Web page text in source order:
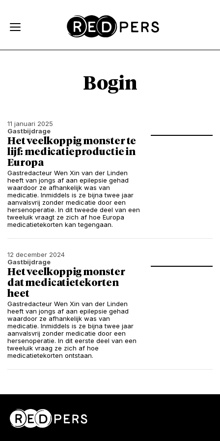
Bogin
11 januari 2025
Gastbijdrage
Het veelkoppig monster te
lijf: medicatieproductie in
Europa
Gastredacteur Wen Xin van der Linden
heeft van jongs af aan epilepsie gehad
waardoor ze afhankelijk was van
medicatie. Inmiddels is ze bijna twee jaar
aanvalsvrij zonder medicatie door een
hersenoperatie. In dit tweede deel van een
tweeluik vraagt ze zich af hoe Europa
medicatietekorten kan tegengaan.
12 december 2024
Gastbijdrage
Het veelkoppig monster
dat medicatietekorten
heet
Gastredacteur Wen Xin van der Linden
heeft van jongs af aan epilepsie gehad
waardoor ze afhankelijk was van
medicatie. Inmiddels is ze bijna twee jaar
aanvalsvrij zonder medicatie door een
hersenoperatie. In dit eerste deel van een
tweeluik vraag ze zich af hoe
medicatietekorten ontstaan.